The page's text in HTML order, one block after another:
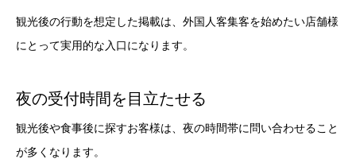
観光後の行動を想定した掲載は、外国人客集客を始めたい店舗様
にとって実用的な入口になります。
夜の受付時間を目立たせる
観光後や食事後に探すお客様は、夜の時間帯に問い合わせること
が多くなります。